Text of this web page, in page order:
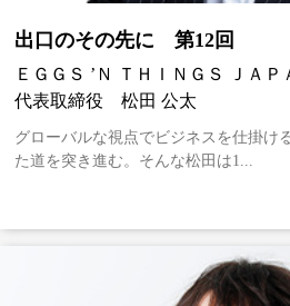
出口のその先に 第12回
ＥＧＧＳ ’Ｎ ＴＨＩＮＧＳ ＪＡＰ
代表取締役 松田 公太
グローバルな視点でビジネスを仕掛け
た道を突き進む。そんな松田は1...